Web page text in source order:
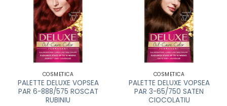
COSMETICA
PALETTE DELUXE VOPSEA
PAR 6-888/575 ROSCAT
RUBINIU
COSMETICA
PALETTE DELUXE VOPSEA
PAR 3-65/750 SATEN
CIOCOLATIU